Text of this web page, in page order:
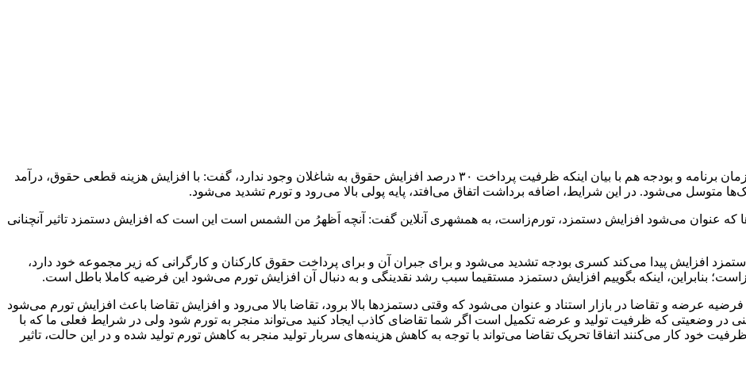
همراستا با صحبت‌های وزیر کار، امروز داوود منظور رئیس سازمان برنامه و بودجه هم با بیان اینکه ظرفیت پرداخت ۳۰ درصد افزایش حقوق به شاغلان وجود ندارد، گفت: با افزایش هزینه قطعی حقوق، درآمد
متوسل می‌شود. در این شرایط، اضافه برداشت اتفاق می‌افتد، پایه پولی بالا می‌رود و تورم تشدید می‌شود.
که عنوان می‌شود افزایش دستمزد، تورم‌زاست، به همشهری آنلاین گفت: آنچه اَظهرُ من الشمس است این است که افزایش دستمزد تاثیر آنچنانی
افزایش پیدا می‌کند کسری بودجه تشدید می‌شود و برای جبران آن و برای پرداخت حقوق کارکنان و کارگرانی که زیر مجموعه خود دارد،
بنابراین، اینکه بگوییم افزایش دستمزد مستقیما سبب رشد نقدینگی و به دنبال آن افزایش تورم می‌شود این فرضیه کاملا باطل است.
فرضیه عرضه و تقاضا در بازار استناد و عنوان می‌شود که وقتی دستمزدها بالا برود، تقاضا بالا می‌رود و افزایش تقاضا باعث افزایش تورم می‌شود
در وضعیتی که ظرفیت تولید و عرضه تکمیل است اگر شما تقاضای کاذب ایجاد کنید می‌تواند منجر به تورم شود ولی در شرایط فعلی ما که با
خود کار می‌کنند اتفاقا تحریک تقاضا می‌تواند با توجه به کاهش هزینه‌های سربار تولید منجر به کاهش تورم تولید شده و در این حالت، تاثیر